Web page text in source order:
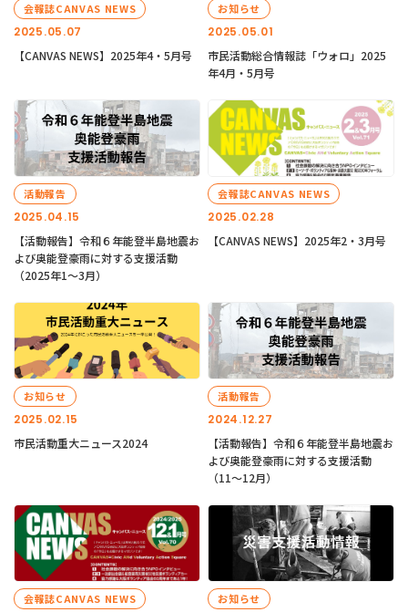
2025.05.07
会報誌CANVAS NEWS
【CANVAS NEWS】2025年4・5月号
2025.05.01
お知らせ
市民活動総合情報誌「ウォロ」2025
年4月・5月号
2025.04.15
活動報告
【活動報告】令和６年能登半島地震お
よび奥能登豪雨に対する支援活動
（2025年1〜3月）
2025.02.28
会報誌CANVAS NEWS
【CANVAS NEWS】2025年2・3月号
2025.02.15
お知らせ
市民活動重大ニュース2024
2024.12.27
活動報告
【活動報告】令和６年能登半島地震お
よび奥能登豪雨に対する支援活動
（11〜12月）
会報誌CANVAS NEWS お知らせ